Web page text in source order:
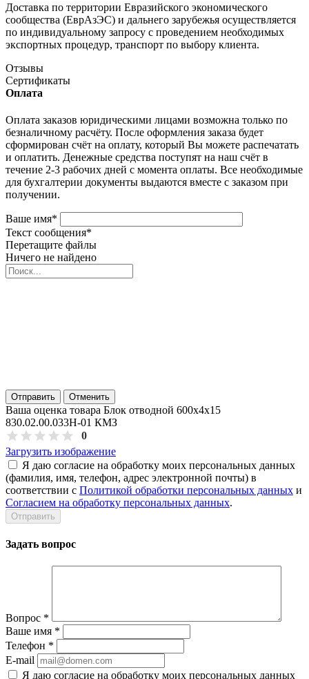
Доставка по территории Евразийского экономического
сообщества (ЕврАзЭС) и дальнего зарубежья осуществляется
по индивидуальному запросу с проведением необходимых
экспортных процедур, транспорт по выбору клиента.
Отзывы
Сертификаты
Оплата
Оплата заказов юридическими лицами возможна только по
безналичному расчёту. После оформления заказа будет
сформирован счёт на оплату, который Вы можете распечатать
и оплатить. Денежные средства поступят на наш счёт в
течение 2-3 рабочих дней с момента оплаты. Все необходимые
для бухгалтерии документы выдаются вместе с заказом при
получении.
Ваше имя*
Текст сообщения*
Перетащите файлы
Ничего не найдено
Отправить Отменить
Ваша оценка товара Блок отводной 600х4х15
830.02.00.033Н-01 КМЗ
0
Загрузить изображение
Я даю согласие на обработку моих персональных данных
(фамилия, имя, телефон, адрес электронной почты) в
соответствии с Политикой обработки персональных данных и
Согласием на обработку персональных данных.
Задать вопрос
Вопрос *
Ваше имя *
Телефон *
E-mail
Я даю согласие на обработку моих персональных данных